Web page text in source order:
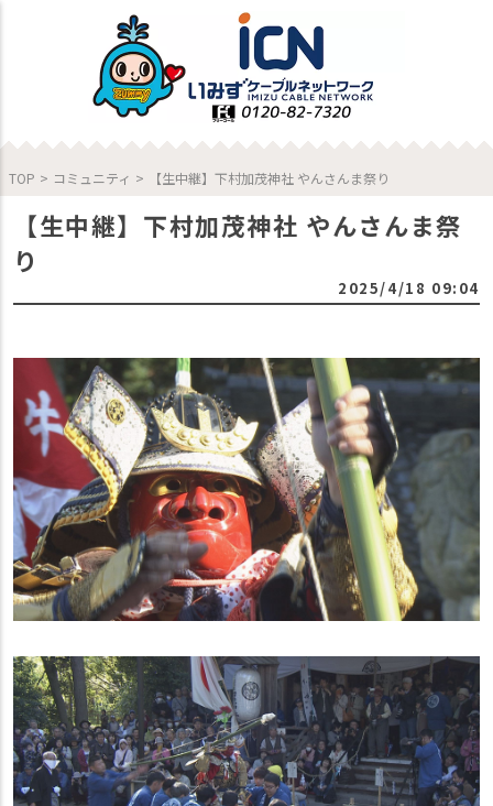
TOP > コミュニティ > 【生中継】下村加茂神社 やんさんま祭り
【生中継】下村加茂神社 やんさんま祭
り
2025/4/18 09:04